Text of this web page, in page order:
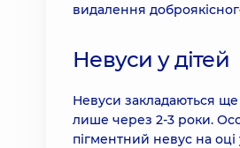
видалення
Невуси у дітей
Невуси закладаються
лише через 2-3 роки.
пігментний невус на